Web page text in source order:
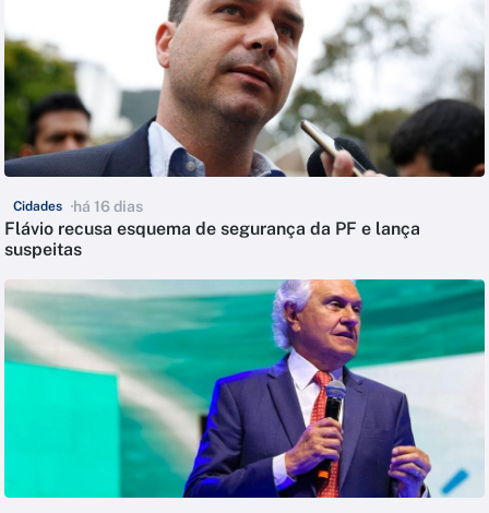
Cidades há 16 dias
Flávio recusa esquema de segurança da PF e lança
suspeitas